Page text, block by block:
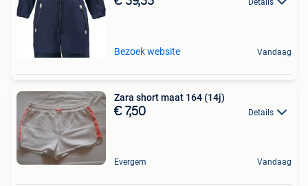
Details
Bezoek website Vandaag
Zara short maat 164 (14j)
€ 7,50 Details
Evergem Vandaag